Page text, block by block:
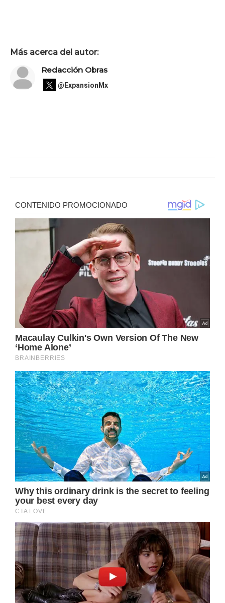
Más acerca del autor:
Redacción Obras
@ExpansionMx